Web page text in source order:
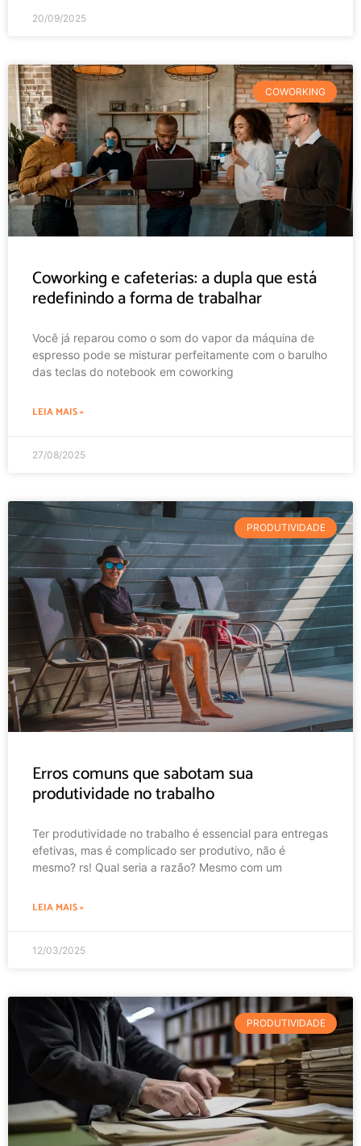
20/09/2025
COWORKING
Coworking e cafeterias: a dupla que está
redefinindo a forma de trabalhar
Você já reparou como o som do vapor da máquina de
espresso pode se misturar perfeitamente com o barulho
das teclas do notebook em coworking
LEIA MAIS »
27/08/2025
PRODUTIVIDADE
Erros comuns que sabotam sua
produtividade no trabalho
Ter produtividade no trabalho é essencial para entregas
efetivas, mas é complicado ser produtivo, não é
mesmo? rs! Qual seria a razão? Mesmo com um
LEIA MAIS »
12/03/2025
PRODUTIVIDADE